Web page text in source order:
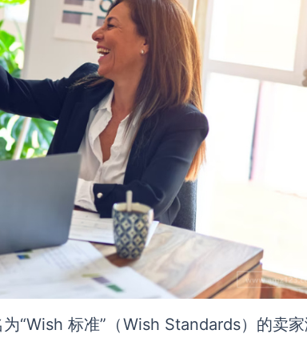
“Wish 标准”（Wish Standards）的卖